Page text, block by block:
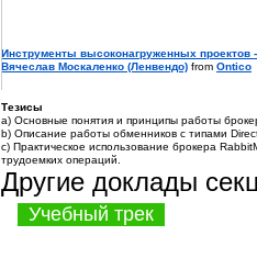
Инструменты высоконагруженных проектов
Вячеслав Москаленко (Ленвендо) from Ontico
Тезисы
a) Основные понятия и принципы работы
b) Описание работы обменников с типами
с) Практическое использование брокера
трудоемких операций.
Другие доклады
Учебный трек